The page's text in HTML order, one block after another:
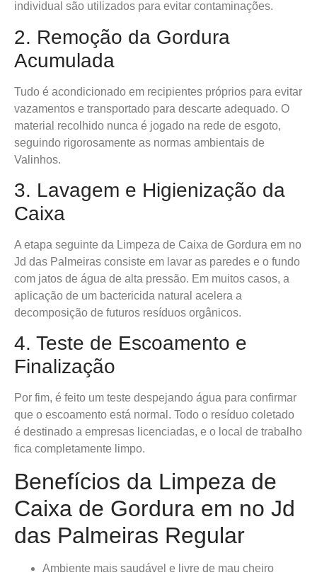
individual são utilizados para evitar contaminações.
2. Remoção da Gordura
Acumulada
Tudo é acondicionado em recipientes próprios para evitar
vazamentos e transportado para descarte adequado. O
material recolhido nunca é jogado na rede de esgoto,
seguindo rigorosamente as normas ambientais de
Valinhos.
3. Lavagem e Higienização da
Caixa
A etapa seguinte da Limpeza de Caixa de Gordura em no
Jd das Palmeiras consiste em lavar as paredes e o fundo
com jatos de água de alta pressão. Em muitos casos, a
aplicação de um bactericida natural acelera a
decomposição de futuros resíduos orgânicos.
4. Teste de Escoamento e
Finalização
Por fim, é feito um teste despejando água para confirmar
que o escoamento está normal. Todo o resíduo coletado
é destinado a empresas licenciadas, e o local de trabalho
fica completamente limpo.
Benefícios da Limpeza de
Caixa de Gordura em no Jd
das Palmeiras Regular
Ambiente mais saudável e livre de mau cheiro